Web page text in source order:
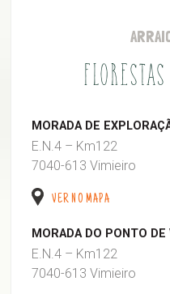
MORADA DE
E.N.4 – Km122
7040-613 Vimieiro
VER NO MAPA
MORADA DO PONTO DE
E.N.4 – Km122
7040-613 Vimieiro